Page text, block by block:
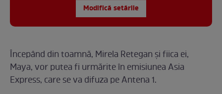
Modifică setările
Începând din toamnă, Mirela Retegan și fiica ei,
Maya, vor putea fi urmărite în emisiunea Asia
Express, care se va difuza pe Antena 1.